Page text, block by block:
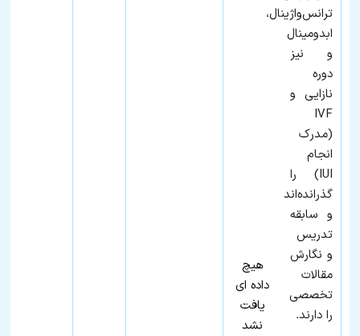
ترانس‌واژینال،
ابدومینال
و نیز
دوره
نازایی و
IVF
(مدرک
انجام
IUI) را
گذرانده‌اند
و سابقه
تدریس
و نگارش
مقالات
تخصصی
را دارند.
هیچ
داده ای
یافت
نشد